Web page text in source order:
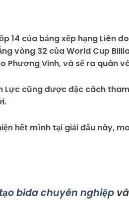
14 của bảng xếp hạng Liên
vòng 32 của World Cup
Phương Vinh, và sẽ ra quân
Lực cũng được đặc cách
hết mình tại giải đấu này,
bida chuyên nghiệp